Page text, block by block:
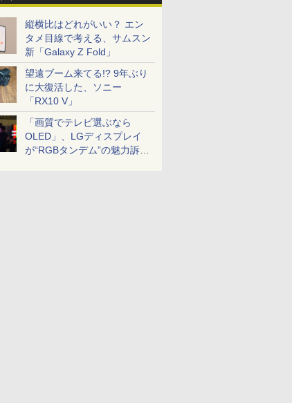
縦横比はどれがいい？ エン
タメ目線で考える、サムスン
新「Galaxy Z Fold」
望遠ブーム来てる!? 9年ぶり
に大復活した、ソニー
「RX10 V」
「画質でテレビ選ぶなら
OLED」、LGディスプレイ
が“RGBタンデム”の魅力訴